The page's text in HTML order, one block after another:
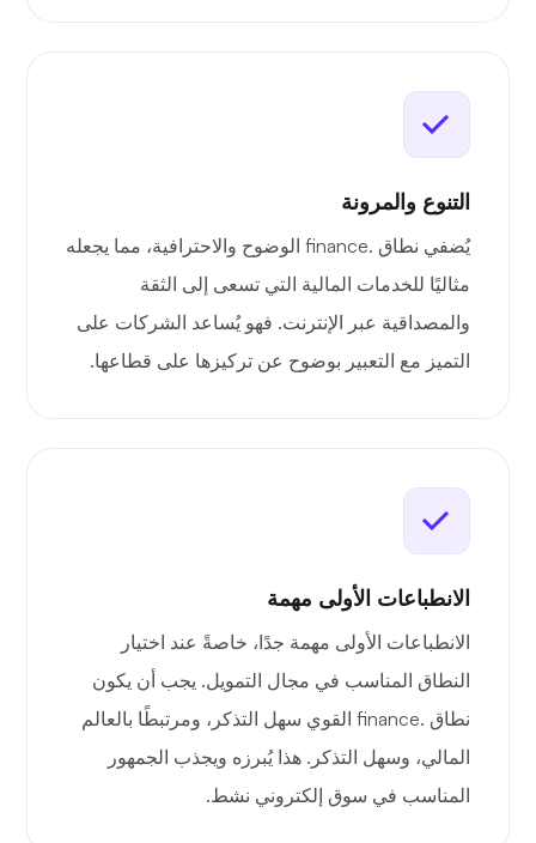
التنوع والمرونة
يُضفي نطاق .finance الوضوح والاحترافية، مما يجعله
مثاليًا للخدمات المالية التي تسعى إلى الثقة
والمصداقية عبر الإنترنت. فهو يُساعد الشركات على
التميز مع التعبير بوضوح عن تركيزها على قطاعها.
الانطباعات الأولى مهمة
الانطباعات الأولى مهمة جدًا، خاصةً عند اختيار
النطاق المناسب في مجال التمويل. يجب أن يكون
نطاق .finance القوي سهل التذكر، ومرتبطًا بالعالم
المالي، وسهل التذكر. هذا يُبرزه ويجذب الجمهور
المناسب في سوق إلكتروني نشط.